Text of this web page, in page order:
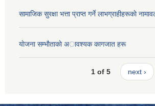
सामाजिक सुरक्षा भत्ता प्राप्त गर्ने लाभग्राहीहरूकाे
याेजना सम्भाैताकाे अावश्यक कागजात हरू
1 of 5 next ›